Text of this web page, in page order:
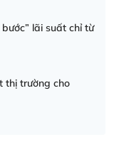
lãi suất chỉ từ
thị trường cho